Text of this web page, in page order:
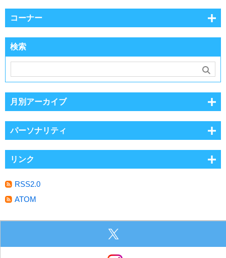
コーナー
検索
月別アーカイブ
パーソナリティ
リンク
RSS2.0
ATOM